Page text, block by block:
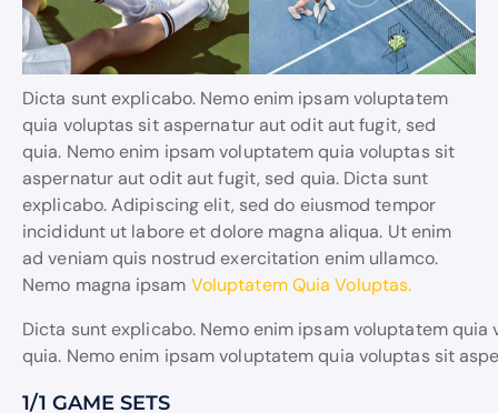
Dicta sunt explicabo. Nemo enim ipsam voluptatem
quia voluptas sit aspernatur aut odit aut fugit, sed
quia. Nemo enim ipsam voluptatem quia voluptas sit
aspernatur aut odit aut fugit, sed quia. Dicta sunt
explicabo. Adipiscing elit, sed do eiusmod tempor
incididunt ut labore et dolore magna aliqua. Ut enim
ad veniam quis nostrud exercitation enim ullamco.
Nemo magna ipsam Voluptatem Quia Voluptas.
Dicta sunt explicabo. Nemo enim ipsam voluptatem
quia. Nemo enim ipsam voluptatem quia voluptas sit
1/1 GAME SETS